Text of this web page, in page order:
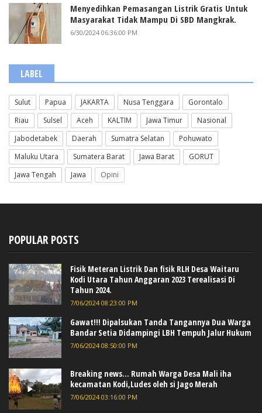
Menyedihkan Pemasangan Listrik Gratis Untuk
Masyarakat Tidak Mampu Di SBD Mangkrak.
6/30/2024 06:36:00 PM
LABEL
Sulut Papua JAKARTA Nusa Tenggara
Gorontalo
Riau
Sulsel Aceh KALTIM Jawa Timur
Nasional
Jabodetabek
Daerah Sumatra Selatan
Pohuwato
Maluku Utara
Sumatera Barat Jawa Barat
GORUT
Jawa Tengah
Jawa Opini
POPULAR POSTS
Fisik Meteran Listrik Dan fisik RLH Desa Waitaru
Kodi Utara Tahun Anggaran 2023 Terealisasi Di
Tahun 2024.
7/06/2024 08:23:00 PM
Gawat!!! Dipalsukan Tanda Tangannya Dua Warga
Bandar Setia Didampingi LBH Tempuh Jalur Hukum
7/06/2024 08:50:00 PM
Breaking news... Rumah Warga Desa Mali iha
kecamatan Kodi,Ludes oleh si Jago Merah
7/06/2024 03:16:00 PM